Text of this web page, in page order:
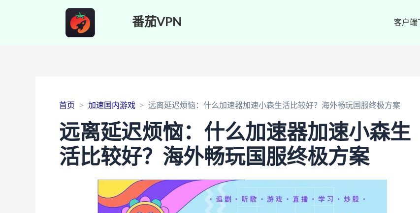
番茄VPN 客户端
首页 加速国内游戏 远离延迟烦恼：什么加速器加速小森生活比较好？海外畅玩国服终极方案
远离延迟烦恼：什么加速器加速小森生
活比较好？海外畅玩国服终极方案